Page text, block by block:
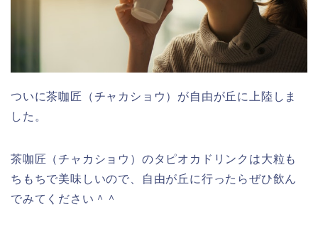
ついに茶咖匠（チャカショウ）が自由が丘に上陸しま
した。
茶咖匠（チャカショウ）のタピオカドリンクは大粒も
ちもちで美味しいので、自由が丘に行ったらぜひ飲ん
でみてください＾＾